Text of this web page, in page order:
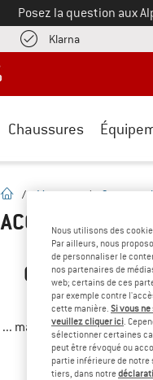
Posez la question aux
KlarnaTrouve les
Chaussures
Page d'accueil
/ Marques / Smartwool
ACCESSOIRES
OUPS ! NOUS
... mais nous avons
Nous utilisons des
Par ailleurs, nous
de personnaliser le
nos partenaires de
web; certains de ces
par exemple contre
cette manière. Si vous
veuillez cliquer ici .
sélectionner certaines
peut être révoqué ou
partie inférieure de
tiers, dans notre